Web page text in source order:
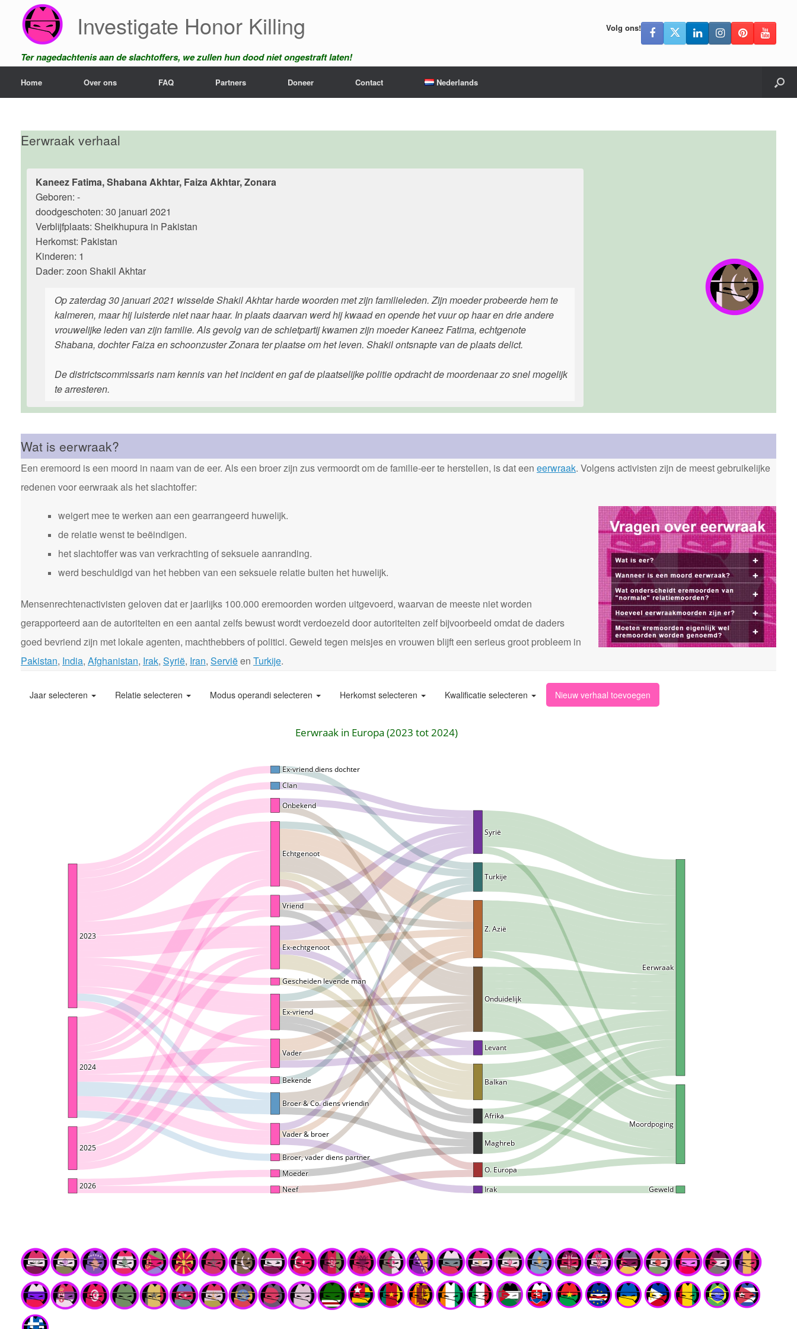
Investigate Honor Killing
Ter nagedachtenis aan de slachtoffers, we zullen hun dood niet ongestraft laten!
Volg ons!
Home Over ons FAQ Partners Doneer Contact Nederlands
Eerwraak verhaal
Kaneez Fatima, Shabana Akhtar, Faiza Akhtar, Zonara
Geboren: -
doodgeschoten: 30 januari 2021
Verblijfplaats: Sheikhupura in Pakistan
Herkomst: Pakistan
Kinderen: 1
Dader: zoon Shakil Akhtar
Op zaterdag 30 januari 2021 wisselde Shakil Akhtar harde woorden met zijn familieleden. Zijn moeder probeerde hem te
kalmeren, maar hij luisterde niet naar haar. In plaats daarvan werd hij kwaad en opende het vuur op haar en drie andere
vrouwelijke leden van zijn familie. Als gevolg van de schietpartij kwamen zijn moeder Kaneez Fatima, echtgenote
Shabana, dochter Faiza en schoonzuster Zonara ter plaatse om het leven. Shakil ontsnapte van de plaats delict.
De districtscommissaris nam kennis van het incident en gaf de plaatselijke politie opdracht de moordenaar zo snel mogelijk
te arresteren.
Wat is eerwraak?
Een eremoord is een moord in naam van de eer. Als een broer zijn zus vermoordt om de familie-eer te herstellen, is dat een eerwraak. Volgens activisten zijn de meest gebruikelijke
redenen voor eerwraak als het slachtoffer:
weigert mee te werken aan een gearrangeerd huwelijk.
de relatie wenst te beëindigen.
het slachtoffer was van verkrachting of seksuele aanranding.
werd beschuldigd van het hebben van een seksuele relatie buiten het huwelijk.
Mensenrechtenactivisten geloven dat er jaarlijks 100.000 eremoorden worden uitgevoerd, waarvan de meeste niet worden
gerapporteerd aan de autoriteiten en een aantal zelfs bewust wordt verdoezeld door autoriteiten zelf bijvoorbeeld omdat de daders
goed bevriend zijn met lokale agenten, machthebbers of politici. Geweld tegen meisjes en vrouwen blijft een serieus groot probleem in
Pakistan, India, Afghanistan, Irak, Syrië, Iran, Serviëen Turkije.